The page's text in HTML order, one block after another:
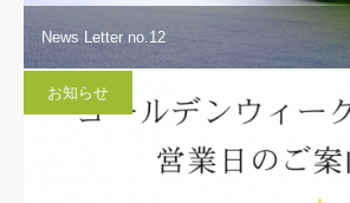
News Letter no.12
お知らせ